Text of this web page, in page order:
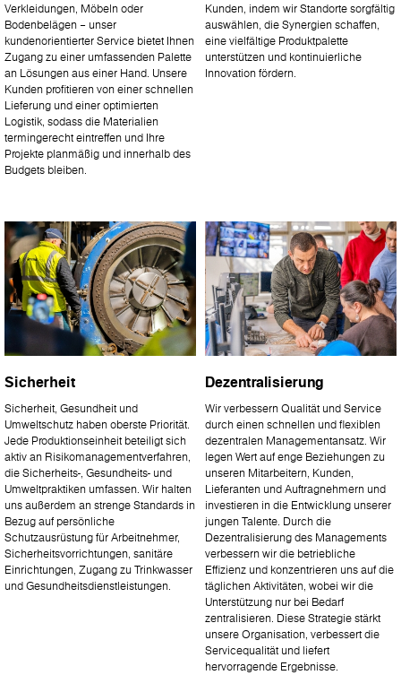
Verkleidungen, Möbeln oder
Bodenbelägen – unser
kundenorientierter Service bietet Ihnen
Zugang zu einer umfassenden Palette
an Lösungen aus einer Hand. Unsere
Kunden profitieren von einer schnellen
Lieferung und einer optimierten
Logistik, sodass die Materialien
termingerecht eintreffen und Ihre
Projekte planmäßig und innerhalb des
Budgets bleiben.
Kunden, indem wir Standorte sorgfältig
auswählen, die Synergien schaffen,
eine vielfältige Produktpalette
unterstützen und kontinuierliche
Innovation fördern.
Sicherheit
Sicherheit, Gesundheit und
Umweltschutz haben oberste Priorität.
Jede Produktionseinheit beteiligt sich
aktiv an Risikomanagementverfahren,
die Sicherheits-, Gesundheits- und
Umweltpraktiken umfassen. Wir halten
uns außerdem an strenge Standards in
Bezug auf persönliche
Schutzausrüstung für Arbeitnehmer,
Sicherheitsvorrichtungen, sanitäre
Einrichtungen, Zugang zu Trinkwasser
und Gesundheitsdienstleistungen.
Dezentralisierung
Wir verbessern Qualität und Service
durch einen schnellen und flexiblen
dezentralen Managementansatz. Wir
legen Wert auf enge Beziehungen zu
unseren Mitarbeitern, Kunden,
Lieferanten und Auftragnehmern und
investieren in die Entwicklung unserer
jungen Talente. Durch die
Dezentralisierung des Managements
verbessern wir die betriebliche
Effizienz und konzentrieren uns auf die
täglichen Aktivitäten, wobei wir die
Unterstützung nur bei Bedarf
zentralisieren. Diese Strategie stärkt
unsere Organisation, verbessert die
Servicequalität und liefert
hervorragende Ergebnisse.